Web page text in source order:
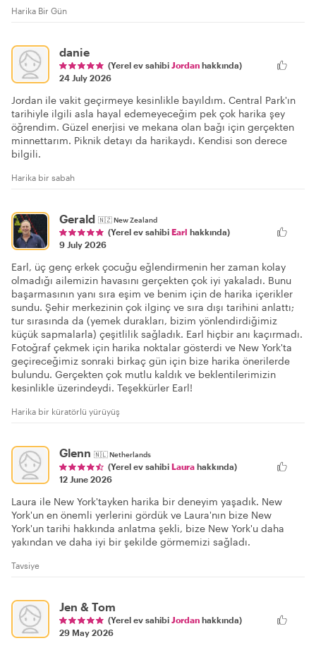
Harika Bir Gün
danie
(Yerel ev sahibi Jordan hakkında)
24 July 2026
Jordan ile vakit geçirmeye kesinlikle bayıldım. Central Park'ın
tarihiyle ilgili asla hayal edemeyeceğim pek çok harika şey
öğrendim. Güzel enerjisi ve mekana olan bağı için gerçekten
minnettarım. Piknik detayı da harikaydı. Kendisi son derece
bilgili.
Harika bir sabah
Gerald 🇳🇿New Zealand
(Yerel ev sahibi Earl hakkında)
9 July 2026
Earl, üç genç erkek çocuğu eğlendirmenin her zaman kolay
olmadığı ailemizin havasını gerçekten çok iyi yakaladı. Bunu
başarmasının yanı sıra eşim ve benim için de harika içerikler
sundu. Şehir merkezinin çok ilginç ve sıra dışı tarihini anlattı;
tur sırasında da (yemek durakları, bizim yönlendirdiğimiz
küçük sapmalarla) çeşitlilik sağladık. Earl hiçbir anı kaçırmadı.
Fotoğraf çekmek için harika noktalar gösterdi ve New York'ta
geçireceğimiz sonraki birkaç gün için bize harika önerilerde
bulundu. Gerçekten çok mutlu kaldık ve beklentilerimizin
kesinlikle üzerindeydi. Teşekkürler Earl!
Harika bir küratörlü yürüyüş
Glenn 🇳🇱Netherlands
(Yerel ev sahibi Laura hakkında)
12 June 2026
Laura ile New York'tayken harika bir deneyim yaşadık. New
York'un en önemli yerlerini gördük ve Laura'nın bize New
York'un tarihi hakkında anlatma şekli, bize New York'u daha
yakından ve daha iyi bir şekilde görmemizi sağladı.
Tavsiye
Jen & Tom
(Yerel ev sahibi Jordan hakkında)
29 May 2026